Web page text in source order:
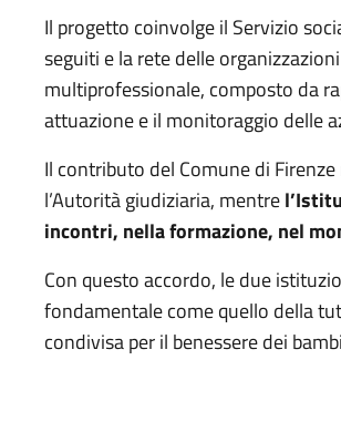
Il progetto coinvolge il Servizio
seguiti e la rete delle
multiprofessionale, composto da
attuazione e il monitoraggio delle
Il contributo del Comune di
l’Autorità giudiziaria, mentre
incontri, nella formazione, nel
Con questo accordo, le due
fondamentale come quello della
condivisa per il benessere dei